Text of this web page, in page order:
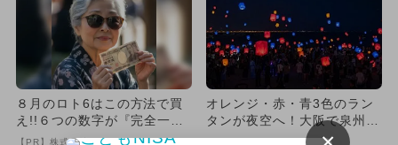
８月のロト6はこの方法で買
え!!６つの数字が『完全一
致』する方法
【PR】株式会社MURA
オレンジ・赤・青3色のラン
タンが夜空へ！大阪で泉州ビ
ーチランタンフェスvol.7...